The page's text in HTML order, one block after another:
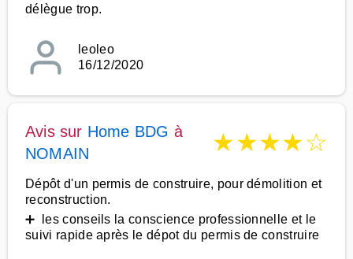
délègue trop.
leoleo
16/12/2020
Avis sur Home BDG à
NOMAIN
★★★★☆
Dépôt d'un permis de construire, pour démolition et
reconstruction.
➕ les conseils la conscience professionnelle et le
suivi rapide après le dépot du permis de construire